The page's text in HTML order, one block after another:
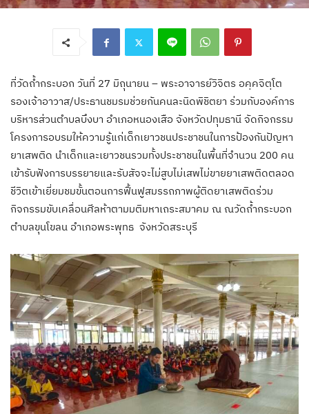
ที่วัดถ้ำกระบอก วันที่ 27 มิถุนายน – พระอาจารย์วิจิตร อคฺคจิตฺโต
รองเจ้าอาวาส/ประธานชมรมช่วยกันคนละนิดพิชิตยา ร่วมกับองค์การ
บริหารส่วนตำบลบึงบา อำเภอหนองเสือ จังหวัดปทุมธานี จัดกิจกรรม
โครงการอบรมให้ความรู้แก่เด็กเยาวชนประชาชนในการป้องกันปัญหา
ยาเสพติด นำเด็กและเยาวชนรวมทั้งประชาชนในพื้นที่จำนวน 200 คน
เข้ารับฟังการบรรยายและรับสัจจะไม่สูบไม่เสพไม่ขายยาเสพติดตลอด
ชีวิตเข้าเยี่ยมชมขั้นตอนการฟื้นฟูสมรรถภาพผู้ติดยาเสพติดร่วม
กิจกรรมขับเคลื่อนศีลห้าตามมติมหาเถระสมาคม ณ ณวัดถ้ำกระบอก
ตำบลขุนโขลน อำเภอพระพุทธ จังหวัดสระบุรี